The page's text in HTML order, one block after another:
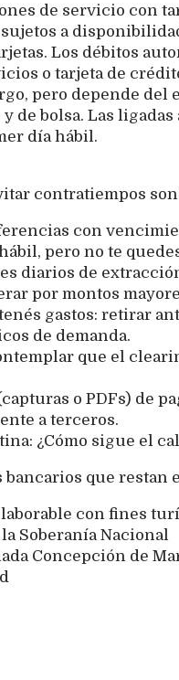
de servicio con
a
Los débitos
o tarjeta de
pero depende del
de bolsa. Las
día hábil.
contratiempos
con
pero no te
diarios de
por montos
gastos: retirar
de demanda.
que el
o PDFs) de
a terceros.
¿Cómo sigue el
que restan
laborable con fines
Soberanía Nacional
Concepción de